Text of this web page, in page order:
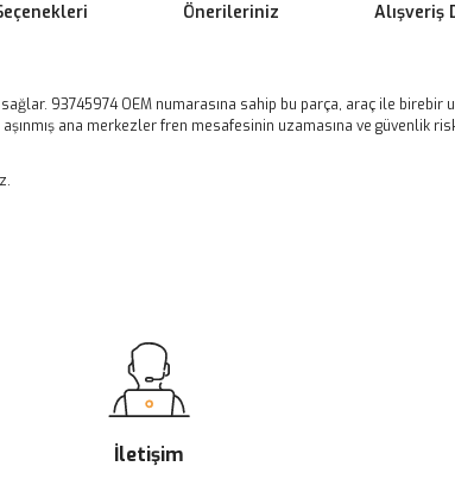
Önerileriniz Alışveriş
93745974 OEM numarasına sahip bu parça, araç ile
ana merkezler fren mesafesinin uzamasına ve güvenlik
İletişim